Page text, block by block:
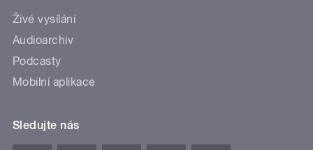
Živé vysílání
Audioarchiv
Podcasty
Mobilní aplikace
Sledujte nás